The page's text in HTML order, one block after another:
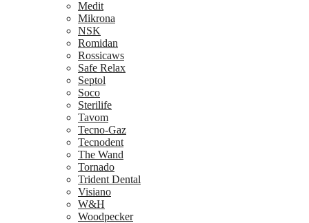
Medit
Mikrona
NSK
Romidan
Rossicaws
Safe Relax
Septol
Soco
Sterilife
Tavom
Tecno-Gaz
Tecnodent
The Wand
Tornado
Trident Dental
Visiano
W&H
Woodpecker